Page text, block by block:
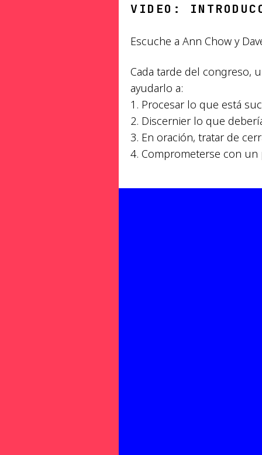
VIDEO:
Escuche a Ann Chow y
Cada tarde del congreso,
ayudarlo a:
1. Procesar lo que está
2. Discernier lo que
3. En oración, tratar de
4. Comprometerse con